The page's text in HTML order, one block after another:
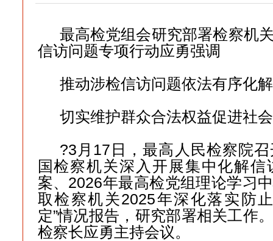
最高检党组会研究部署检察机
信访问题专项行动应勇强调
推动涉检信访问题依法有序化解
切实维护群众合法权益促进社
?3月17日，最高人民检察院
国检察机关深入开展集中化解
案、2026年最高检党组理论学习
取检察机关2025年深化落实防
定”情况报告，研究部署相关工作
检察长应勇主持会议。